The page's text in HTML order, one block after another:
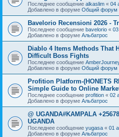
Последнее сообщение alkaslim « 04
Добавлено в форуме Общий форум
Bavelorio Recensioni 2026 -
Последнее сообщение bavelorio «
Добавлено в форуме Альбатрос
Diablo 4 Items Methods That
Difficult Boss Fights
Последнее сообщение
Добавлено в форуме Общий форум
Profition Platform-(HONETS
Simple Guide to Online
Последнее сообщение profition « 02
Добавлено в форуме Альбатрос
@ UGANDA#KAMPALA
UGANDA
Последнее сообщение yugasa « 01
Добавлено в форуме Альбатрос